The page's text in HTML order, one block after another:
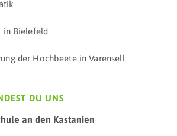
in Bielefeld
der Hochbeete in Varensell
DU UNS
an den Kastanien